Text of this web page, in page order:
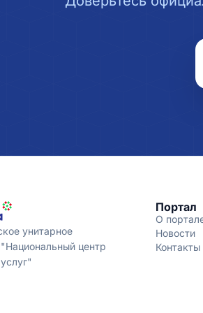
унитарное
центр
Портал
О
Новости
Контакты